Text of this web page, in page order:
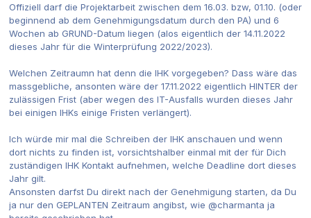
Offiziell darf die Projektarbeit zwischen dem 16.03. bzw, 01.10. (oder
beginnend ab dem Genehmigungsdatum durch den PA) und 6
Wochen ab GRUND-Datum liegen (alos eigentlich der 14.11.2022
dieses Jahr für die Winterprüfung 2022/2023).
Welchen Zeitraumn hat denn die IHK vorgegeben? Dass wäre das
massgebliche, ansonten wäre der 17.11.2022 eigentlich HINTER der
zulässigen Frist (aber wegen des IT-Ausfalls wurden dieses Jahr
bei einigen IHKs einige Fristen verlängert).
Ich würde mir mal die Schreiben der IHK anschauen und wenn
dort nichts zu finden ist, vorsichtshalber einmal mit der für Dich
zuständigen IHK Kontakt aufnehmen, welche Deadline dort dieses
Jahr gilt.
Ansonsten darfst Du direkt nach der Genehmigung starten, da Du
ja nur den GEPLANTEN Zeitraum angibst, wie @charmanta ja